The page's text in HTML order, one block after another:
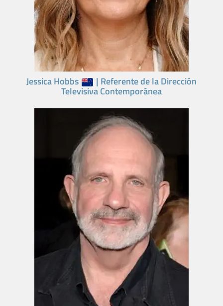
Jessica Hobbs | Referente de la Dirección
Televisiva Contemporánea